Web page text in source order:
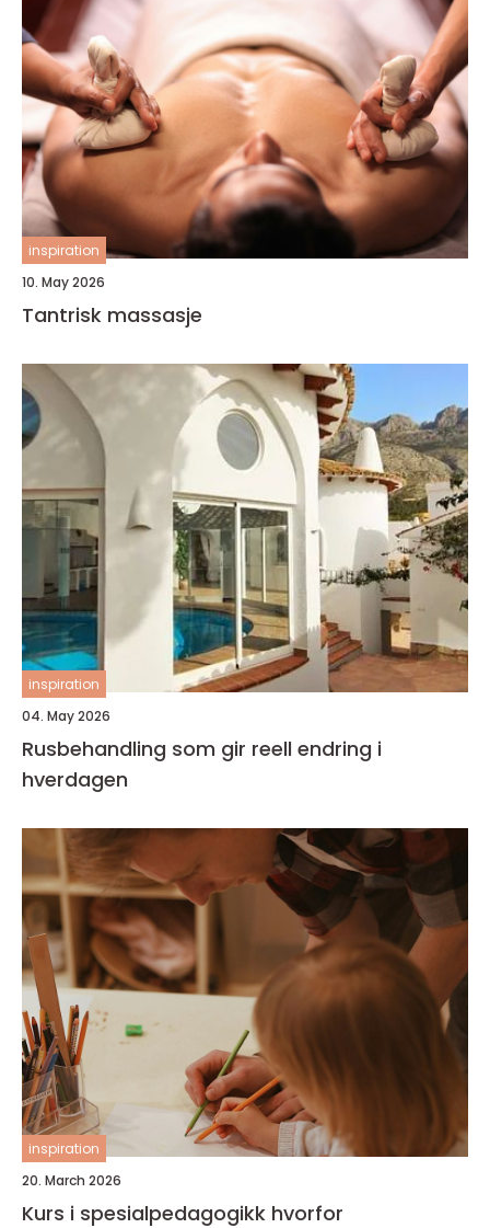
inspiration
10. May 2026
Tantrisk massasje
inspiration
04. May 2026
Rusbehandling som gir reell endring i
hverdagen
inspiration
20. March 2026
Kurs i spesialpedagogikk hvorfor